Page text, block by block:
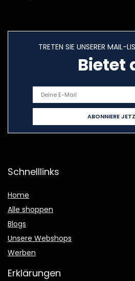
TRETEN SIE UNSERER MAIL-
Bietet
Schnelllinks
Home
Alle shoppen
Blogs
Unsere Webshops
Werben
Erklärungen